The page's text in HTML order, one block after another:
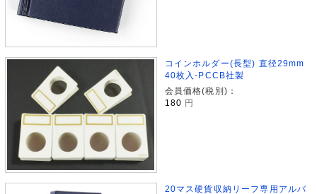
コインホルダー(長型) 直径29mm
40枚入-PCCB社製
会員価格(税別)：
180 円
20マス硬貨収納リーフ専用アルバ